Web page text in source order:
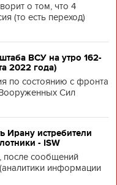
о том, что 4
(то есть переход)
ВСУ на утро 162-
2022 года)
по состоянию с фронта
Сил
Ирану истребители
- ISW
после сообщений
информации